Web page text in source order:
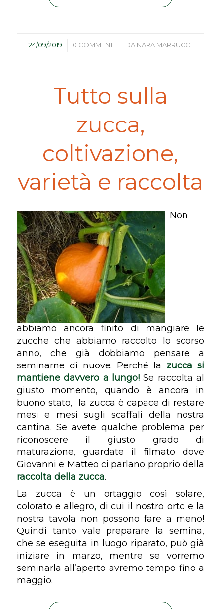
24/09/2019
/ 0 COMMENTI
/ DA NARA MARRUCCI
Tutto sulla
zucca,
coltivazione,
varietà e raccolta
Non
abbiamo ancora finito di mangiare le
zucche che abbiamo raccolto lo scorso
anno, che già dobbiamo pensare a
seminarne di nuove. Perché la zucca si
mantiene davvero a lungo! Se raccolta al
giusto momento, quando è ancora in
buono stato,
la zucca è capace di restare
mesi e mesi sugli scaffali della nostra
cantina. Se avete qualche problema per
riconoscere il giusto grado di
maturazione, guardate il filmato dove
Giovanni e Matteo ci parlano proprio della
raccolta della zucca.
La zucca è un ortaggio così solare,
colorato e allegro, di cui il nostro orto e la
nostra tavola non possono fare a meno!
Quindi tanto vale preparare la semina,
che se eseguita in luogo riparato, può già
iniziare in marzo, mentre se vorremo
seminarla all’aperto avremo tempo fino a
maggio.